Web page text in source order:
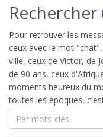
Pour retrouver les
ceux avec le mot
ville, ceux de Victor, de
de 90 ans, ceux
moments heureux du
toutes les époques,